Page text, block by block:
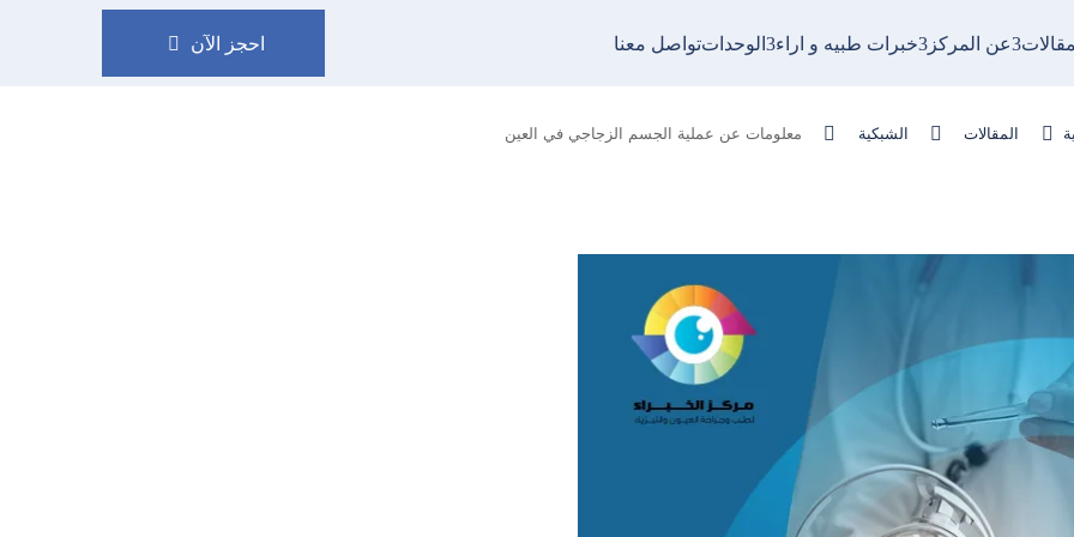
عن المركز خبرات طبيه و اراء الوحداتتواصل معنا احجز الآن  عن عملية الجسم الزجاجي في العين
 المقالات  الشبكية  معلومات عن عملية الجسم الزجاجي في العين